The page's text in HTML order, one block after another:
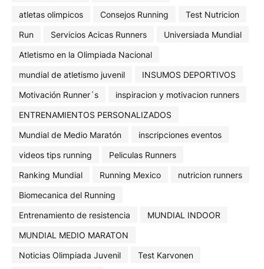
atletas olimpicos
Consejos Running
Test Nutricion
Run
Servicios Acicas Runners
Universiada Mundial
Atletismo en la Olimpiada Nacional
mundial de atletismo juvenil
INSUMOS DEPORTIVOS
Motivación Runner´s
inspiracion y motivacion runners
ENTRENAMIENTOS PERSONALIZADOS
Mundial de Medio Maratón
inscripciones eventos
videos tips running
Peliculas Runners
Ranking Mundial
Running Mexico
nutricion runners
Biomecanica del Running
Entrenamiento de resistencia
MUNDIAL INDOOR
MUNDIAL MEDIO MARATON
Noticias Olimpiada Juvenil
Test Karvonen